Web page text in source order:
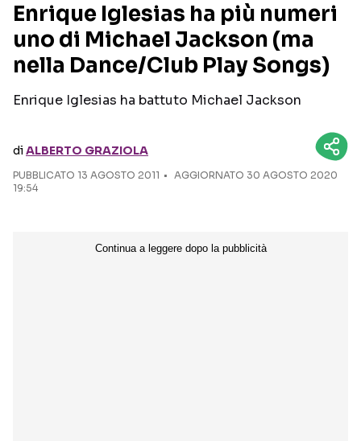
RECENSIONI MUSICALI
INTERVISTE
GOSSIP E CURIOSITÀ
TESTI CANZONI
TOUR ED EVENTI
TALENT SHOW
Enrique Iglesias ha più numeri
uno di Michael Jackson (ma
nella Dance/Club Play Songs)
Enrique Iglesias ha battuto Michael Jackson
diALBERTO GRAZIOLA
PUBBLICATO 13 AGOSTO 2011
AGGIORNATO 30 AGOSTO 2020
19:54